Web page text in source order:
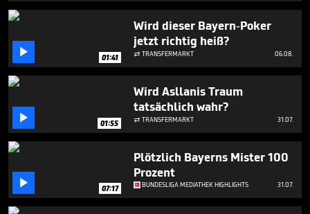
seconds
 01:41
Wird dieser Bayern-Poker
jetzt richtig heiß?
 TRANSFERMARKT 06.08.
 01:55
Wird Asllanis Traum
tatsächlich wahr?
 TRANSFERMARKT 31.07.
 07:17
Plötzlich Bayerns Mister 100
Prozent
BUNDESLIGA MEDIATHEK HIGHLIGHTS 31.07.